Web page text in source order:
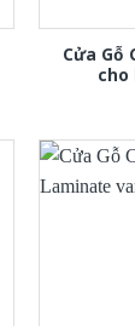
Cửa Gỗ
cho